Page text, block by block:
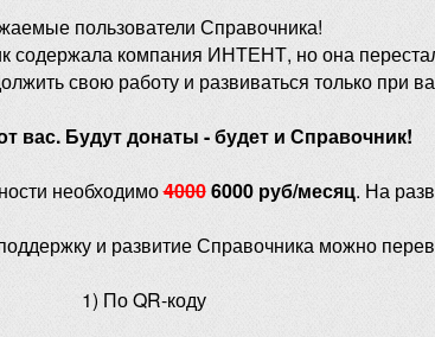
пользователи Справочника!
содержала компания ИНТЕНТ, но она
свою работу и развиваться только при
вас. Будут донаты - будет и Справочник!
необходимо40006000 руб/месяц. На
и развитие Справочника можно
1) По QR-коду